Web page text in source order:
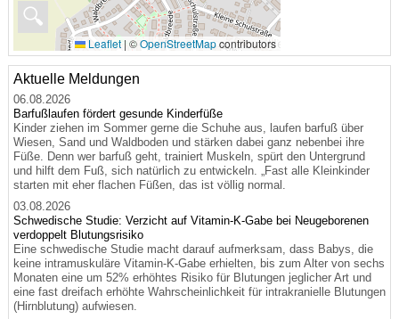
🔍
Leaflet | ©OpenStreetMapcontributors
Aktuelle Meldungen
06.08.2026
Barfußlaufen fördert gesunde Kinderfüße
Kinder ziehen im Sommer gerne die Schuhe aus, laufen barfuß über
Wiesen, Sand und Waldboden und stärken dabei ganz nebenbei ihre
Füße. Denn wer barfuß geht, trainiert Muskeln, spürt den Untergrund
und hilft dem Fuß, sich natürlich zu entwickeln. „Fast alle Kleinkinder
starten mit eher flachen Füßen, das ist völlig normal.
03.08.2026
Schwedische Studie: Verzicht auf Vitamin-K-Gabe bei Neugeborenen
verdoppelt Blutungsrisiko
Eine schwedische Studie macht darauf aufmerksam, dass Babys, die
keine intramuskuläre Vitamin-K-Gabe erhielten, bis zum Alter von sechs
Monaten eine um 52% erhöhtes Risiko für Blutungen jeglicher Art und
eine fast dreifach erhöhte Wahrscheinlichkeit für intrakranielle Blutungen
(Hirnblutung) aufwiesen.